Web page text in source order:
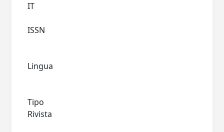
ISSN
Lingua
Tipo
Rivista